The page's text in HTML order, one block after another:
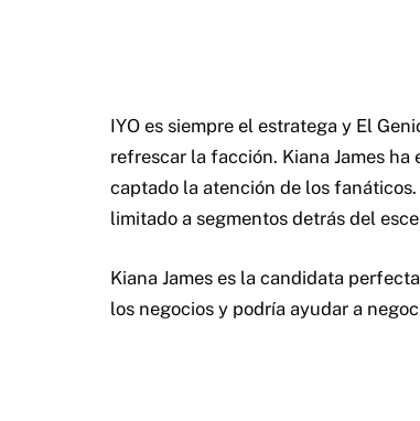
IYO es siempre el estratega y El
refrescar la facción. Kiana James
captado la atención de los
limitado a segmentos detrás del
Kiana James es la candidata
los negocios y podría ayudar a